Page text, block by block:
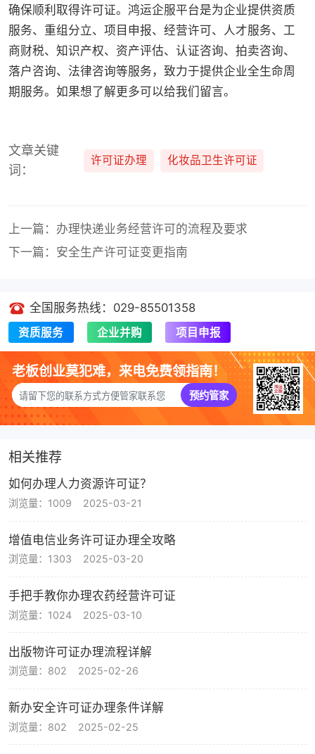
确保顺利取得许可证。鸿运企服平台是为企业提供资质
服务、重组分立、项目申报、经营许可、人才服务、工
商财税、知识产权、资产评估、认证咨询、拍卖咨询、
落户咨询、法律咨询等服务，致力于提供企业全生命周
期服务。如果想了解更多可以给我们留言。
文章关键
词：
许可证办理 化妆品卫生许可证
上一篇：办理快递业务经营许可的流程及要求
下一篇：安全生产许可证变更指南
全国服务热线：029-85501358
资质服务 企业并购 项目申报
老板创业莫犯难，来电免费领指南！
预约管家
相关推荐
如何办理人力资源许可证？
浏览量：1009 2025-03-21
增值电信业务许可证办理全攻略
浏览量：1303 2025-03-20
手把手教你办理农药经营许可证
浏览量：1024 2025-03-10
出版物许可证办理流程详解
浏览量：802 2025-02-26
新办安全许可证办理条件详解
浏览量：802 2025-02-25